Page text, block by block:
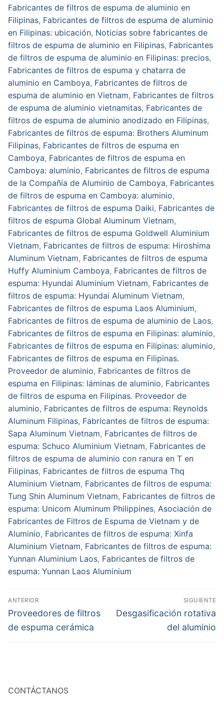
Fabricantes de filtros de espuma de aluminio en
Filipinas, Fabricantes de filtros de espuma de aluminio
en Filipinas: ubicación, Noticias sobre fabricantes de
filtros de espuma de aluminio en Filipinas, Fabricantes
de filtros de espuma de aluminio en Filipinas: precios,
Fabricantes de filtros de espuma y chatarra de
aluminio en Camboya, Fabricantes de filtros de
espuma de aluminio en Vietnam, Fabricantes de filtros
de espuma de aluminio vietnamitas, Fabricantes de
filtros de espuma de aluminio anodizado en Filipinas,
Fabricantes de filtros de espuma: Brothers Aluminum
Filipinas, Fabricantes de filtros de espuma en
Camboya, Fabricantes de filtros de espuma en
Camboya: aluminio, Fabricantes de filtros de espuma
de la Compañía de Aluminio de Camboya, Fabricantes
de filtros de espuma en Camboya: aluminio,
Fabricantes de filtros de espuma Daiki, Fabricantes de
filtros de espuma Global Aluminum Vietnam,
Fabricantes de filtros de espuma Goldwell Aluminium
Vietnam, Fabricantes de filtros de espuma: Hiroshima
Aluminum Vietnam, Fabricantes de filtros de espuma
Huffy Aluminium Camboya, Fabricantes de filtros de
espuma: Hyundai Aluminium Vietnam, Fabricantes de
filtros de espuma: Hyundai Aluminum Vietnam,
Fabricantes de filtros de espuma Laos Aluminium,
Fabricantes de filtros de espuma de aluminio de Laos,
Fabricantes de filtros de espuma en Filipinas: aluminio,
Fabricantes de filtros de espuma en Filipinas: aluminio,
Fabricantes de filtros de espuma en Filipinas.
Proveedor de aluminio, Fabricantes de filtros de
espuma en Filipinas: láminas de aluminio, Fabricantes
de filtros de espuma en Filipinas. Proveedor de
aluminio, Fabricantes de filtros de espuma: Reynolds
Aluminum Filipinas, Fabricantes de filtros de espuma:
Sapa Aluminum Vietnam, Fabricantes de filtros de
espuma: Schuco Aluminium Vietnam, Fabricantes de
filtros de espuma de aluminio con ranura en T en
Filipinas, Fabricantes de filtros de espuma Thq
Aluminium Vietnam, Fabricantes de filtros de espuma:
Tung Shin Aluminum Vietnam, Fabricantes de filtros de
espuma: Unicom Aluminum Philippines, Asociación de
Fabricantes de Filtros de Espuma de Vietnam y de
Aluminio, Fabricantes de filtros de espuma: Xinfa
Aluminium Vietnam, Fabricantes de filtros de espuma:
Yunnan Aluminium Laos, Fabricantes de filtros de
espuma: Yunnan Laos Aluminium
Navegación
de
entradas
ANTERIOR
Entrada
anterior:
Proveedores de filtros
de espuma cerámica
SIGUIENTE
Entrada
Desgasificación rotativa
del aluminio
CONTÁCTANOS